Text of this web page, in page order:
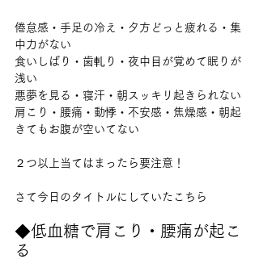
倦怠感・手足の冷え・夕方どっと疲れる・集
中力がない
食いしばり・歯軋り・夜中目が覚めて眠りが
浅い
悪夢を見る・寝汗・朝スッキリ起きられない
肩こり・腰痛・動悸・不安感・焦燥感・朝起
きてもお腹が空いてない
２つ以上当てはまったら要注意！
さて今日のタイトルにしていたこちら
◆低血糖で肩こり・腰痛が起こ
る